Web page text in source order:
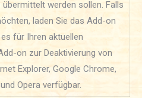
werden sollen. Falls
laden Sie das Add-on
für Ihren aktuellen
on zur Deaktivierung von
Explorer, Google Chrome,
Opera verfügbar.